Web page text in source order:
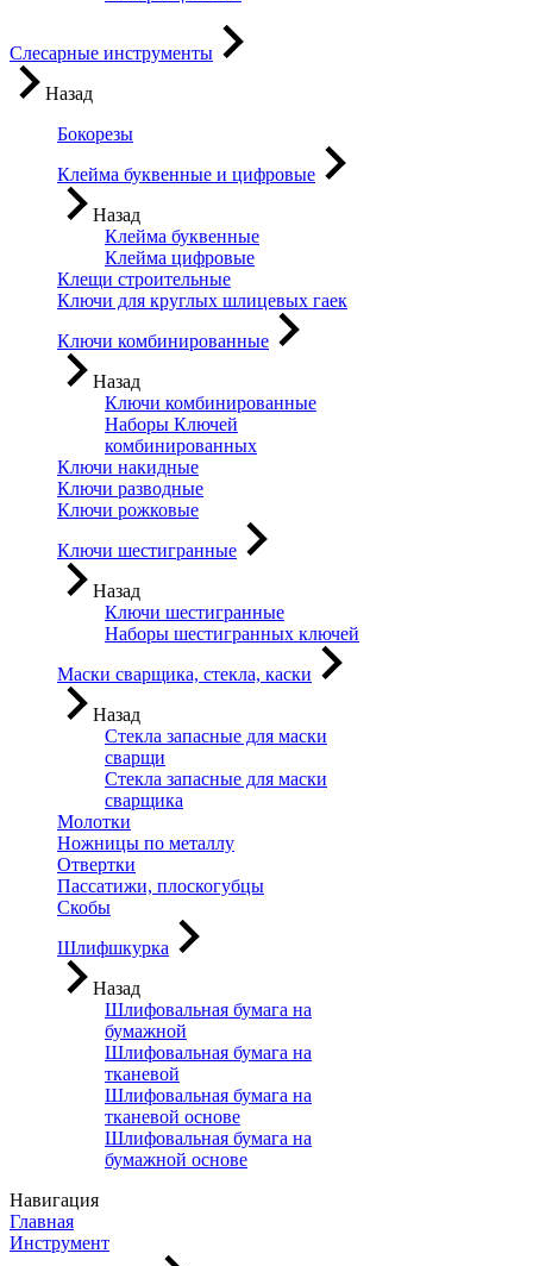
Слесарные инструменты
Назад
Бокорезы
Клейма буквенные и цифровые
Назад
Клейма буквенные
Клейма цифровые
Клещи строительные
Ключи для круглых шлицевых гаек
Ключи комбинированные
Назад
Ключи комбинированные
Наборы Ключей
комбинированных
Ключи накидные
Ключи разводные
Ключи рожковые
Ключи шестигранные
Назад
Ключи шестигранные
Наборы шестигранных ключей
Маски сварщика, стекла, каски
Назад
Стекла запасные для маски
сварщи
Стекла запасные для маски
сварщика
Молотки
Ножницы по металлу
Отвертки
Пассатижи, плоскогубцы
Скобы
Шлифшкурка
Назад
Шлифовальная бумага на
бумажной
Шлифовальная бумага на
тканевой
Шлифовальная бумага на
тканевой основе
Шлифовальная бумага на
бумажной основе
Навигация
Главная
Инструмент